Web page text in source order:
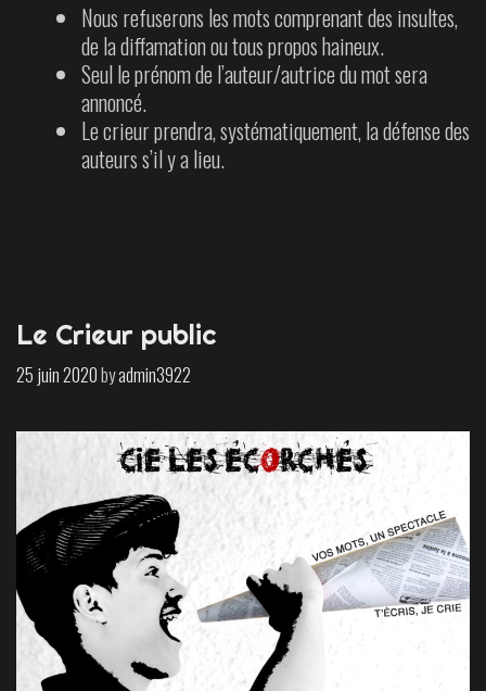
Nous refuserons les mots comprenant des insultes,
de la diffamation ou tous propos haineux.
Seul le prénom de l’auteur/autrice du mot sera
annoncé.
Le crieur prendra, systématiquement, la défense des
auteurs s’il y a lieu.
Le Crieur public
25 juin 2020byadmin3922